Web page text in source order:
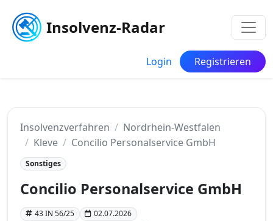
Insolvenz-Radar
Login Registrieren
Insolvenzverfahren
Nordrhein-Westfalen
Kleve
Concilio Personalservice GmbH
Sonstiges
Concilio Personalservice GmbH
43 IN 56/25
02.07.2026